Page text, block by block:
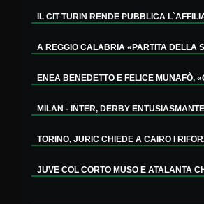
IL CIT TURIN RENDE PUBBLICA
A REGGIO CALABRIA «PARTITA DELLA
ENEA BENEDETTO E FELICE MUNAFÒ,
MILAN - INTER, DERBY ENTUSIASMANTE
TORINO, JURIC CHIEDE A CAIRO I
JUVE COL CORTO MUSO E ATALANTA